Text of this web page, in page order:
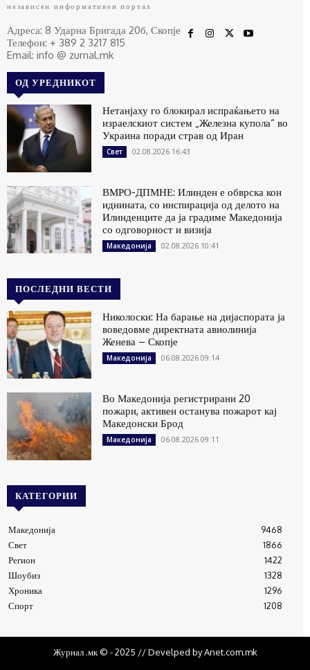
независен информативен портал
Адреса: 8 Ударна Бригада 20б, Скопје
Телефон: + 389 2 3217 815
Email: info @ zurnal.mk
ОД УРЕДНИКОТ
Нетанјаху го блокирал испраќањето на
израелскиот систем „Железна купола“ во
Украина поради страв од Иран
Свет 02.08.2026 16:43
ВМРО-ДПМНЕ: Илинден е обврска кон
иднината, со инспирација од делото на
Илинденците да ја градиме Македонија
со одговорност и визија
Македонија 02.08.2026 10:41
ПОСЛЕДНИ ВЕСТИ
Николоски: На барање на дијаспората ја
воведовме директната авиолинија
Женева – Скопје
Македонија 06.08.2026 09:14
Во Македонија регистрирани 20
пожари, активен останува пожарот кај
Македонски Брод
Македонија 06.08.2026 09:11
КАТЕГОРИИ
Македонија
9468
Свет
1866
Регион
1422
Шоубиз
1328
Хроника
1296
Спорт
1208
Журнал .мк © - 2025 // Develped by Anet.com.mk